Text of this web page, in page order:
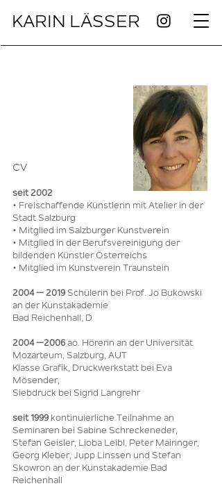
KARIN LÄSSER
CV
seit 2002
• Freischaffende Künstlerin mit Atelier in der
Stadt Salzburg
• Mitglied im Salzburger Kunstverein
• Mitglied in der Berufsvereinigung der
bildenden Künstler Österreichs
• Mitglied im Kunstverein Traunstein
2004 — 2019 Schülerin bei Prof. Jo Bukows ki
an der Kunstakademie
Bad Reichenhall, D
2004 —2006 ao. Hörerin an der Universität
Mozarteum, Salzburg, AUT
Klasse Grafik, Druckwerkstatt bei Eva
Mösender,
Siebdruck bei Sigrid Langrehr
seit 1999 kontinuierliche Teilnahme an
Seminaren bei Sabine Schreckeneder,
Stefan Geisler, Lioba Leibl, Peter Mairinger,
Georg Kleber, Jupp Linssen und Stefan
Skowron an der Kunstakademie Bad
Reichenhall